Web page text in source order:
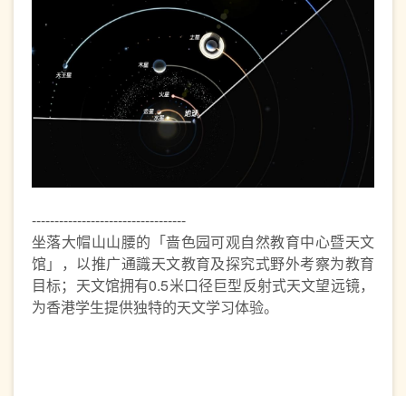
----------------------------------
坐落大帽山山腰的「啬色园可观自然教育中心暨天文
馆」，以推广通識天文教育及探究式野外考察为教育
目标；天文馆拥有0.5米口径巨型反射式天文望远镜，
为香港学生提供独特的天文学习体验。